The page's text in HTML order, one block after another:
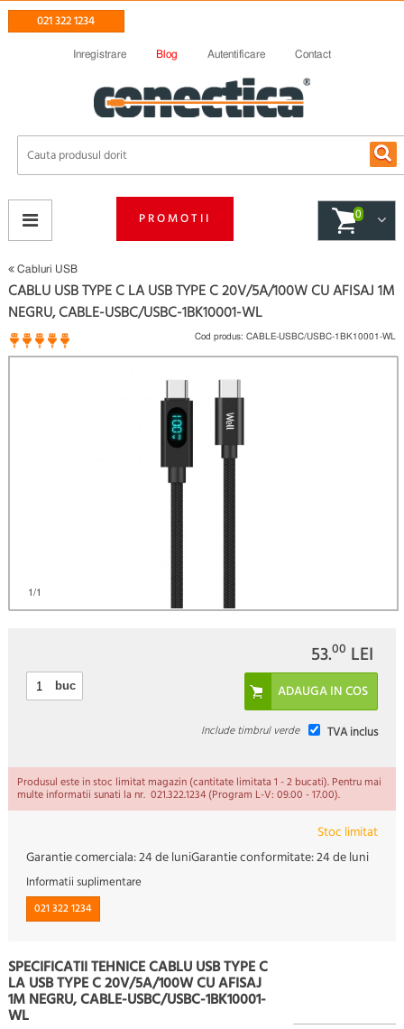
021 322 1234
Inregistrare Blog Autentificare Contact
PROMOTII 0
Cabluri USB
1/1
CABLU USB TYPE C LA USB TYPE C 20V/5A/100W CU AFISAJ 1M
NEGRU, CABLE-USBC/USBC-1BK10001-WL
1 opinii
Cod produs: CABLE-USBC/USBC-1BK10001-WL
53.00 LEI
buc
TVA inclus
Include timbrul verde
Produsul este in stoc limitat magazin (cantitate limitata 1 - 2 bucati). Pentru mai
multe informatii sunati la nr. 021.322.1234 (Program L-V: 09.00 - 17.00).
Stoc limitat
Garantie comerciala:24 de luniGarantie conformitate:24 de luni
Informatii suplimentare
021 322 1234
SPECIFICATII TEHNICE CABLU USB TYPE C
LA USB TYPE C 20V/5A/100W CU AFISAJ
1M NEGRU, CABLE-USBC/USBC-1BK10001-
WL